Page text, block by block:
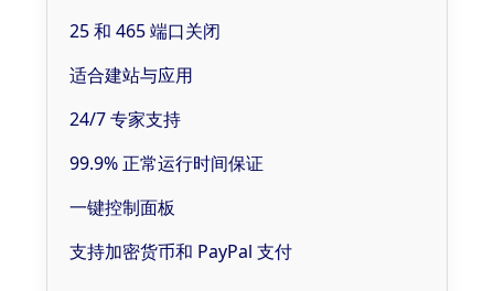
25 和 465 端口关闭
适合建站与应用
24/7 专家支持
99.9% 正常运行时间保证
一键控制面板
支持加密货币和 PayPal 支付